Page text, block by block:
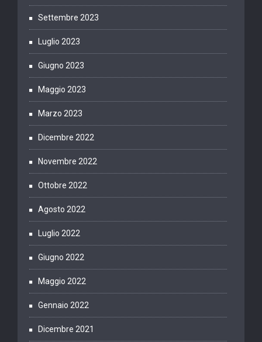
Settembre 2023
Luglio 2023
Giugno 2023
Maggio 2023
Marzo 2023
Dicembre 2022
Novembre 2022
Ottobre 2022
Agosto 2022
Luglio 2022
Giugno 2022
Maggio 2022
Gennaio 2022
Dicembre 2021